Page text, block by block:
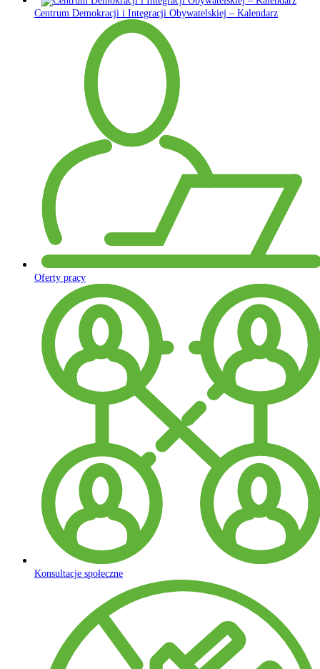
Centrum Demokracji i Integracji Obywatelskiej – Kalendarz
Oferty pracy
Konsultacje społeczne